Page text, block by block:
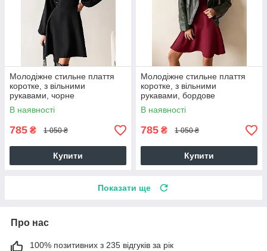
Молодіжне стильне плаття
коротке, з вільними
рукавами, чорне
В наявності
785 ₴ 1 050 ₴
Купити
Молодіжне стильне плаття
коротке, з вільними
рукавами, бордове
В наявності
785 ₴ 1 050 ₴
Купити
Показати ще
Про нас
100% позитивних з 235 відгуків за рік